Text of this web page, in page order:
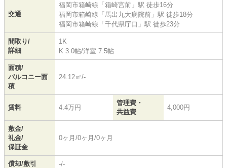
交通
福岡市箱崎線 「箱崎宮前 」駅 徒歩16分
福岡市箱崎線 「馬出九大病院前 」駅 徒歩18分
福岡市箱崎線 「千代県庁口 」駅 徒歩23分
間取り/
詳細
1K
K 3.0帖/洋室 7.5帖
面積/
バルコニー面
積
24.12㎡/-
賃料 4.4万円
管理費・
共益費
4,000円
敷金/
礼金/
保証金
0ヶ月/0ヶ月/0ヶ月
償却/敷引 -/-